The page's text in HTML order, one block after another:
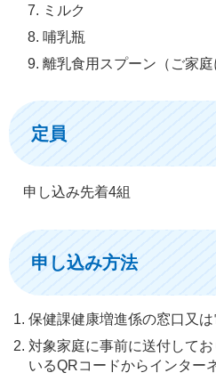
ミルク
哺乳瓶
離乳食用スプーン（ご家庭
定員
申し込み先着4組
申し込み方法
保健課健康増進係の窓口又
対象家庭に事前に送付して
いるQRコードからインター